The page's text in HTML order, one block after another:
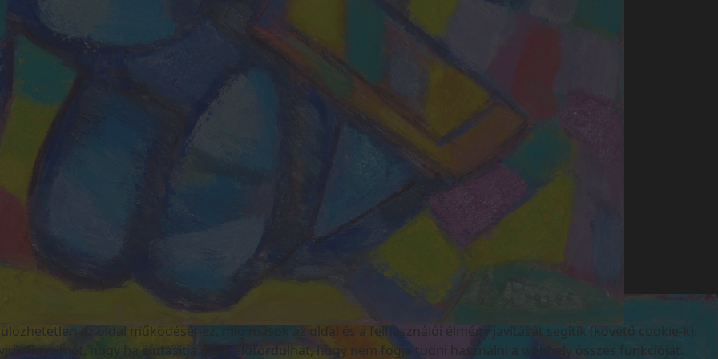
az oldal működéséhez, míg mások az oldal és a felhasználói élmény javítását segítik (követő cookie-k).
figyelmét, hogy ha elutasítja őket, előfordulhat, hogy nem fogja tudni használni a webhely összes funkcióját.